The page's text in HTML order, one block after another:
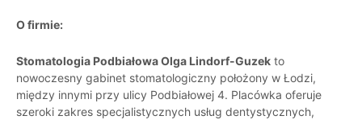
O firmie:
Stomatologia Podbiałowa Olga Lindorf-Guzek to
nowoczesny gabinet stomatologiczny położony w Łodzi,
między innymi przy ulicy Podbiałowej 4. Placówka oferuje
szeroki zakres specjalistycznych usług dentystycznych,